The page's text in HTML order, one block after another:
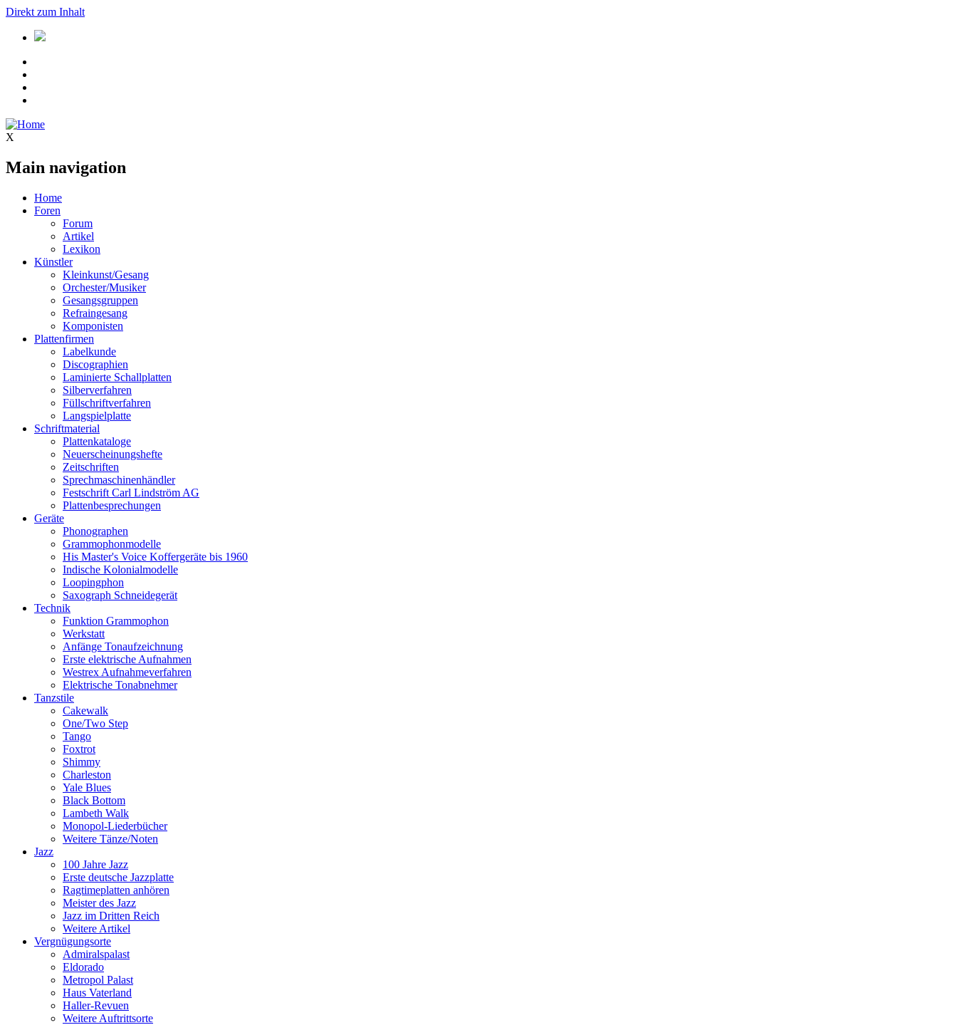
Direkt zum Inhalt
X
Main navigation
Home
Foren
Forum
Artikel
Lexikon
Künstler
Kleinkunst/Gesang
Orchester/Musiker
Gesangsgruppen
Refraingesang
Komponisten
Plattenfirmen
Labelkunde
Discographien
Laminierte Schallplatten
Silberverfahren
Füllschriftverfahren
Langspielplatte
Schriftmaterial
Plattenkataloge
Neuerscheinungshefte
Zeitschriften
Sprechmaschinenhändler
Festschrift Carl Lindström AG
Plattenbesprechungen
Geräte
Phonographen
Grammophonmodelle
His Master's Voice Koffergeräte bis 1960
Indische Kolonialmodelle
Loopingphon
Saxograph Schneidegerät
Technik
Funktion Grammophon
Werkstatt
Anfänge Tonaufzeichnung
Erste elektrische Aufnahmen
Westrex Aufnahmeverfahren
Elektrische Tonabnehmer
Tanzstile
Cakewalk
One/Two Step
Tango
Foxtrot
Shimmy
Charleston
Yale Blues
Black Bottom
Lambeth Walk
Monopol-Liederbücher
Weitere Tänze/Noten
Jazz
100 Jahre Jazz
Erste deutsche Jazzplatte
Ragtimeplatten anhören
Meister des Jazz
Jazz im Dritten Reich
Weitere Artikel
Vergnügungsorte
Admiralspalast
Eldorado
Metropol Palast
Haus Vaterland
Haller-Revuen
Weitere Auftrittsorte